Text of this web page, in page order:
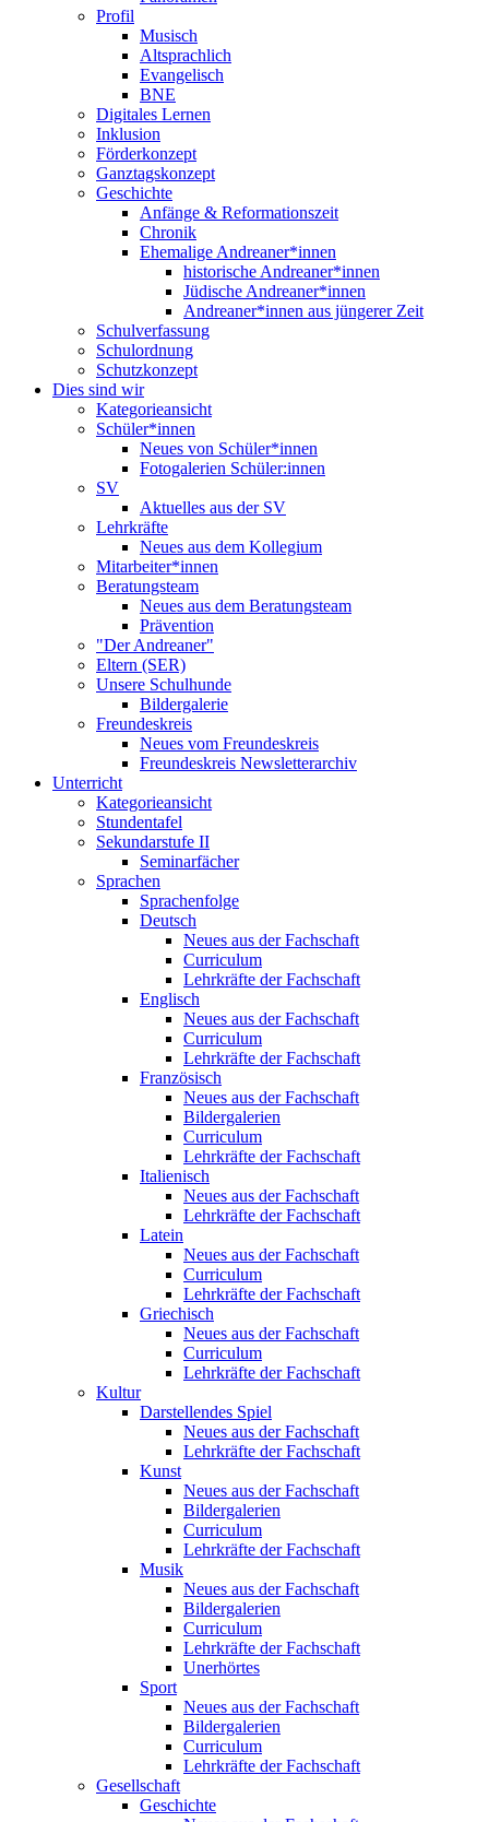
Profil
Musisch
Altsprachlich
Evangelisch
BNE
Digitales Lernen
Inklusion
Förderkonzept
Ganztagskonzept
Geschichte
Anfänge & Reformationszeit
Chronik
Ehemalige Andreaner*innen
historische Andreaner*innen
Jüdische Andreaner*innen
Andreaner*innen aus jüngerer Zeit
Schulverfassung
Schulordnung
Schutzkonzept
Dies sind wir
Kategorieansicht
Schüler*innen
Neues von Schüler*innen
Fotogalerien Schüler:innen
SV
Aktuelles aus der SV
Lehrkräfte
Neues aus dem Kollegium
Mitarbeiter*innen
Beratungsteam
Neues aus dem Beratungsteam
Prävention
"Der Andreaner"
Eltern (SER)
Unsere Schulhunde
Bildergalerie
Freundeskreis
Neues vom Freundeskreis
Freundeskreis Newsletterarchiv
Unterricht
Kategorieansicht
Stundentafel
Sekundarstufe II
Seminarfächer
Sprachen
Sprachenfolge
Deutsch
Neues aus der Fachschaft
Curriculum
Lehrkräfte der Fachschaft
Englisch
Neues aus der Fachschaft
Curriculum
Lehrkräfte der Fachschaft
Französisch
Neues aus der Fachschaft
Bildergalerien
Curriculum
Lehrkräfte der Fachschaft
Italienisch
Neues aus der Fachschaft
Lehrkräfte der Fachschaft
Latein
Neues aus der Fachschaft
Curriculum
Lehrkräfte der Fachschaft
Griechisch
Neues aus der Fachschaft
Curriculum
Lehrkräfte der Fachschaft
Kultur
Darstellendes Spiel
Neues aus der Fachschaft
Lehrkräfte der Fachschaft
Kunst
Neues aus der Fachschaft
Bildergalerien
Curriculum
Lehrkräfte der Fachschaft
Musik
Neues aus der Fachschaft
Bildergalerien
Curriculum
Lehrkräfte der Fachschaft
Unerhörtes
Sport
Neues aus der Fachschaft
Bildergalerien
Curriculum
Lehrkräfte der Fachschaft
Gesellschaft
Geschichte